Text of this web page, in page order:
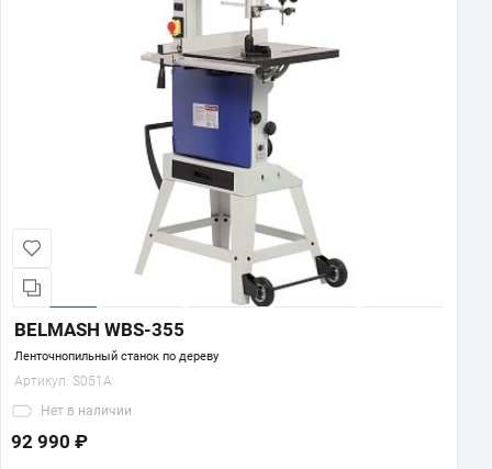
BELMASH WBS-355
Ленточнопильный станок по дереву
Артикул: S051A
Нет в наличии
92 990 ₽